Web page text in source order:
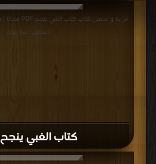
كتاب الغبي ينجح PDF
قراءة و تحميل كتاب كتاب الغبي ينجح PDF مجانا | مكتبة >
التحميل : مرة/مرات